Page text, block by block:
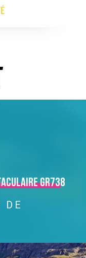
ACTUELLE ÉTÉ :
D’ACCUEIL
GR738
DE